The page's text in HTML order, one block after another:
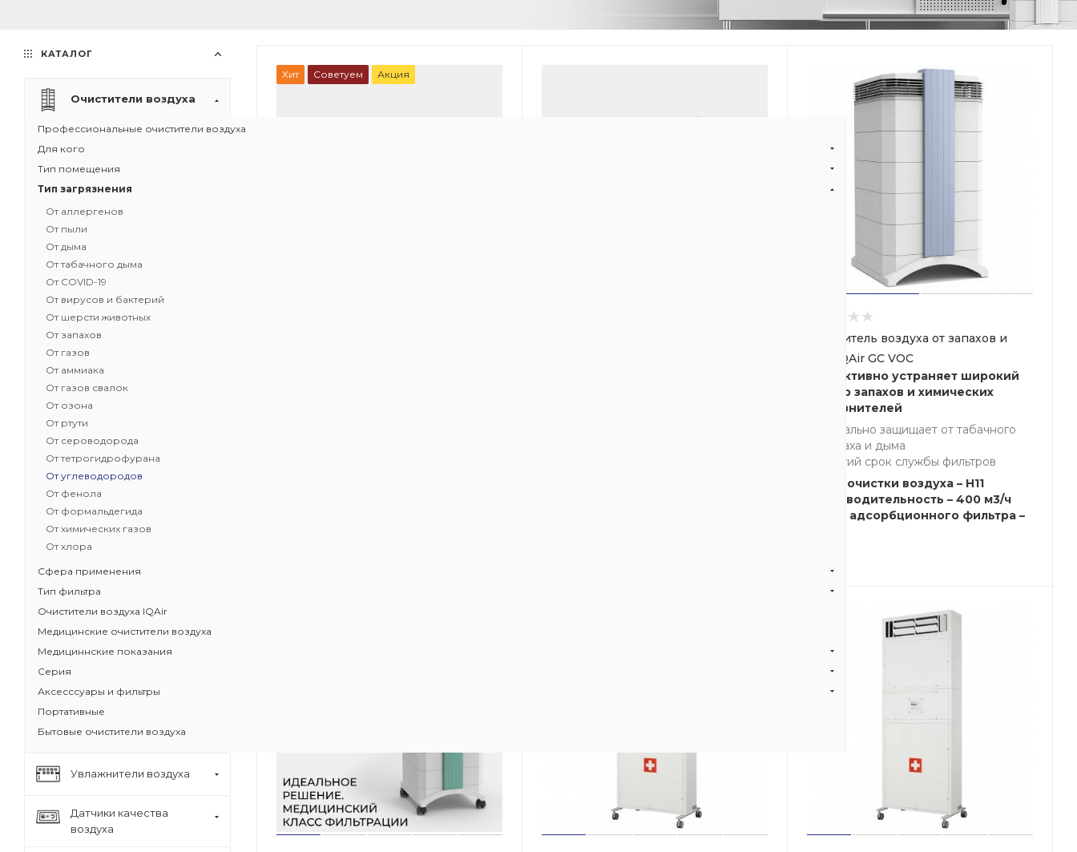
Хит Советуем Акция
Очиститель воздуха от запахов и
газа IQAir GC VOC
Эффективно устраняет широкий
спектр запахов и химических
загрязнителей
Идеально защищает от табачного
запаха и дыма
Долгий срок службы фильтров
Класс очистки воздуха – H11
Производительность – 400 м3/ч
Масса адсорбционного фильтра –
КАТАЛОГ
Очистители воздуха
Профессиональные очистители воздуха
Для кого
Тип помещения
Тип загрязнения
От аллергенов
От пыли
От дыма
От табачного дыма
От COVID-19
От вирусов и бактерий
От шерсти животных
От запахов
От газов
От аммиака
От газов свалок
От озона
От ртути
От сероводорода
От тетрогидрофурана
От углеводородов
От фенола
От формальдегида
От химических газов
От хлора
Сфера применения
Тип фильтра
Очистители воздуха IQAir
Медицинские очистители воздуха
Медициннские показания
Серия
Аксесссуары и фильтры
Портативные
Бытовые очистители воздуха
Увлажнители воздуха
Датчики качества
воздуха